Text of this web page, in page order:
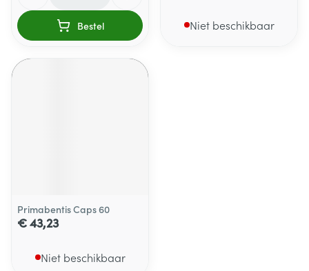
Bestel Niet beschikbaar
Primabentis Caps 60
€ 43,23
Niet beschikbaar